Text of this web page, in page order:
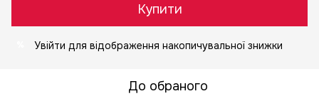
Купити
Увійти для відображення накопичувальної знижки
До обраного